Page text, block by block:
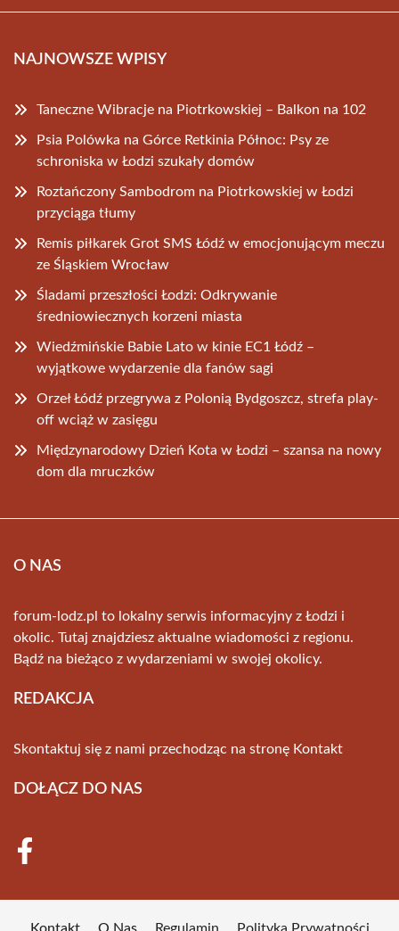
NAJNOWSZE WPISY
Taneczne Wibracje na Piotrkowskiej – Balkon na 102
Psia Polówka na Górce Retkinia Północ: Psy ze
schroniska w Łodzi szukały domów
Roztańczony Sambodrom na Piotrkowskiej w Łodzi
przyciąga tłumy
Remis piłkarek Grot SMS Łódź w emocjonującym meczu
ze Śląskiem Wrocław
Śladami przeszłości Łodzi: Odkrywanie
średniowiecznych korzeni miasta
Wiedźmińskie Babie Lato w kinie EC1 Łódź –
wyjątkowe wydarzenie dla fanów sagi
Orzeł Łódź przegrywa z Polonią Bydgoszcz, strefa play-
off wciąż w zasięgu
Międzynarodowy Dzień Kota w Łodzi – szansa na nowy
dom dla mruczków
O NAS
forum-lodz.pl to lokalny serwis informacyjny z Łodzi i
okolic. Tutaj znajdziesz aktualne wiadomości z regionu.
Bądź na bieżąco z wydarzeniami w swojej okolicy.
REDAKCJA
Skontaktuj się z nami przechodząc na stronę Kontakt
DOŁĄCZ DO NAS